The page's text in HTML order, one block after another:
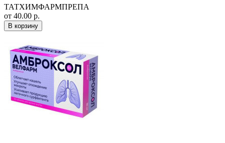
ТАТХИМФАРМПРЕПА
от 40.00 р.
В корзину